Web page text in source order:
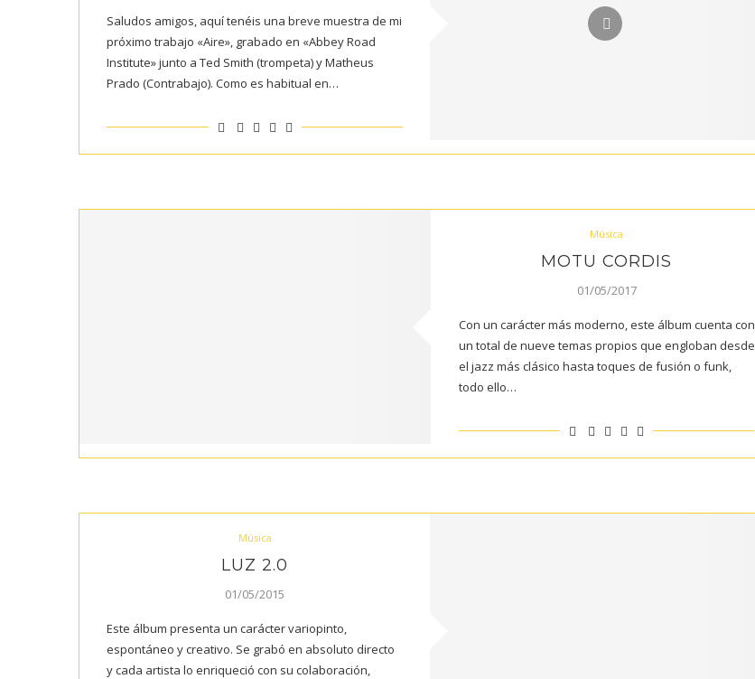
Saludos amigos, aquí tenéis una breve muestra de mi
próximo trabajo «Aire», grabado en «Abbey Road
Institute» junto a Ted Smith (trompeta) y Matheus
Prado (Contrabajo). Como es habitual en…
Música
MOTU CORDIS
01/05/2017
Con un carácter más moderno, este álbum cuenta con
un total de nueve temas propios que engloban desde
el jazz más clásico hasta toques de fusión o funk,
todo ello…
Música
LUZ 2.0
01/05/2015
Este álbum presenta un carácter variopinto,
espontáneo y creativo. Se grabó en absoluto directo
y cada artista lo enriqueció con su colaboración,